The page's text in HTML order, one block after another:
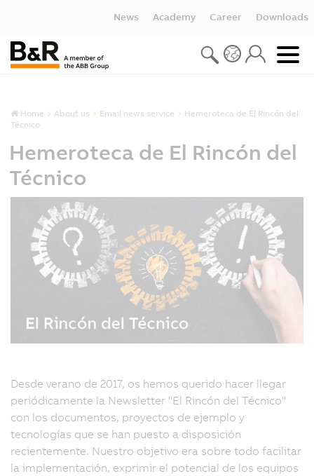
News Academy Career Downloads
Home About us Email news service
Hemeroteca de El Rincón del
Técnico
Hemeroteca de El Rincón del
Técnico
Desde verano de 2017, os hemos querido hacer llegar
periódicamente la Newsletter "El Rincón del Técnico"
con los documentos, proyectos de ejemplo y
tecnologías que se han puesto a disposición
recientemente. Nuestro objetivo era sobre todo facilitar
la implementación, exprimir el potencial de los equipos